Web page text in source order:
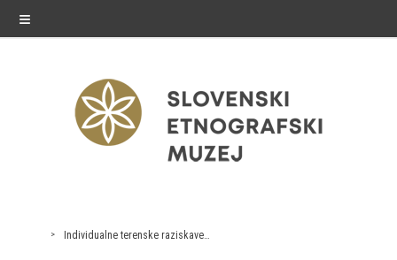
≡
razstaveIndividualne terenske raziskave kustosov SEM